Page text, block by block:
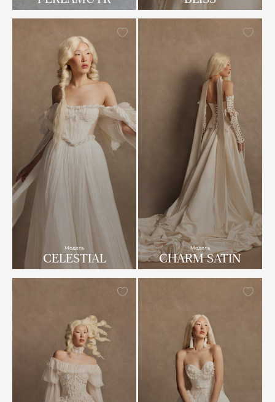
Модель
CELESTIAL
Модель
CHARM SATIN